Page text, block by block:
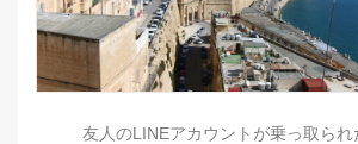
友人のLINEアカウントが乗っ取られ